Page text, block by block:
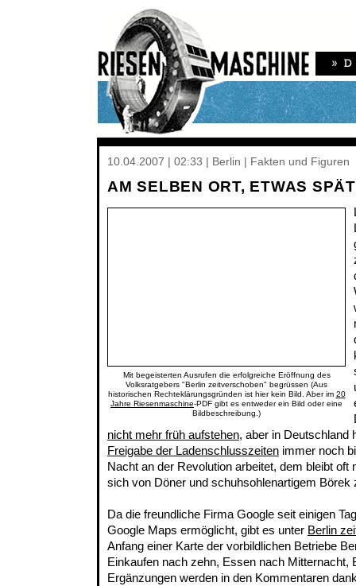
10.04.2007 | 02:33 | Berlin | Fakten und Figuren
AM SELBEN ORT, ETWAS
Mit begeisterten Ausrufen die erfolgreiche Eröffnung des
Volksratgebers "Berlin zeitverschoben" begrüssen (Aus
historischen Rechteklärungsgründen ist hier kein Bild. Aber im 20
Jahre Riesenmaschine-PDF gibt es entweder ein Bild oder eine
Bildbeschreibung.)
nicht mehr früh aufstehen, aber in Deutschland
Freigabe der Ladenschlusszeiten immer noch
Nacht an der Revolution arbeitet, dem bleibt oft
sich von Döner und schuhsohlenartigem Börek
Da die freundliche Firma Google seit einigen
Google Maps ermöglicht, gibt es unter Berlin
Anfang einer Karte der vorbildlichen Betriebe
Einkaufen nach zehn, Essen nach Mitternacht,
Ergänzungen werden in den Kommentaren